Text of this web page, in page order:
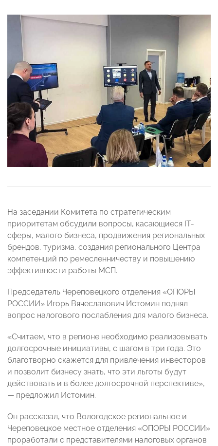
На заседании Комитета по стратегическим
приоритетам обсудили вопросы, касающиеся IT-
сферы, малого бизнеса, продвижения региональных
брендов, туризма, создания регионального Центра
компетенций по ремесленничеству и повышению
эффективности работы МСП.
Председатель Череповецкого отделения «ОПОРЫ
РОССИИ» Игорь Вячеславович Истомин поднял
вопрос налогового послабления для малого бизнеса.
«Считаем, что в регионе необходимо реализовывать
долгосрочные инициативы, с шагом в три года. Это
благотворно скажется для привлечения инвесторов
и позволит бизнесу знать, что эти льготы будут
действовать и в более долгосрочной перспективе»,
— предложил Истомин.
Он рассказал, что Вологодское региональное и
Череповецкое местное отделения «ОПОРЫ РОССИИ»
проработали с представителями налоговых органов